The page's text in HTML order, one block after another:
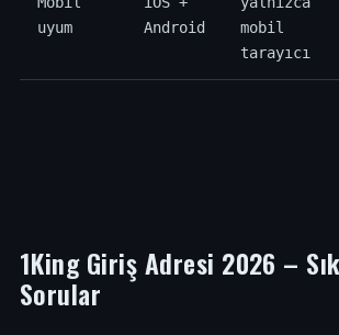
uyum
Android
mobil
tarayıcı
1King Giriş Adresi 2026 –
Sorular